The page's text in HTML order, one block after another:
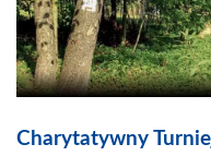
Charytatywny